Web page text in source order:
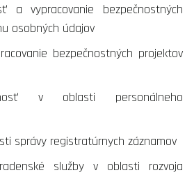
a vypracovanie bezpečnostných
osobných údajov
bezpečnostných projektov
v oblasti personálneho
správy registratúrnych záznamov
služby v oblasti rozvoja